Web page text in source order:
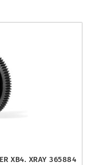
XB4. XRAY 365884